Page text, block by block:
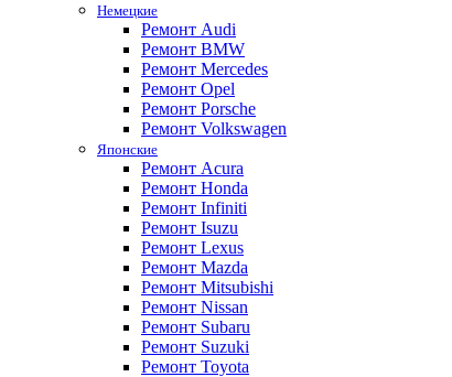
Немецкие
Ремонт Audi
Ремонт BMW
Ремонт Mercedes
Ремонт Opel
Ремонт Porsche
Ремонт Volkswagen
Японские
Ремонт Acura
Ремонт Honda
Ремонт Infiniti
Ремонт Isuzu
Ремонт Lexus
Ремонт Mazda
Ремонт Mitsubishi
Ремонт Nissan
Ремонт Subaru
Ремонт Suzuki
Ремонт Toyota